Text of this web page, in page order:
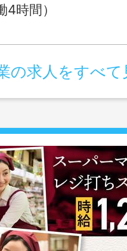
時間）
の求人をすべて